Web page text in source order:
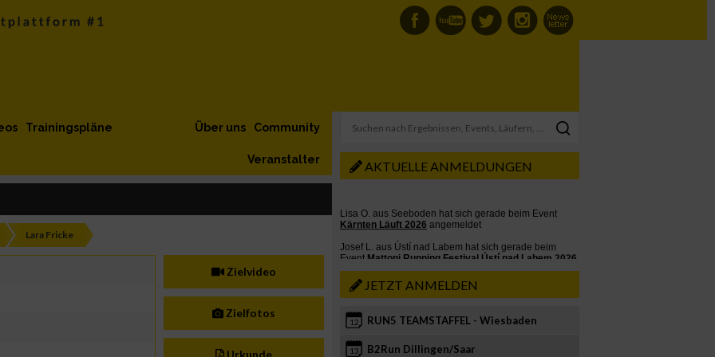
Trainingspläne Community
Über uns
Veranstalter
Lara Fricke
Zielvideo
Zielfotos
Urkunde
AKTUELLE ANMELDUNGEN
JETZT ANMELDEN
12 RUN5 TEAMSTAFFEL - Wiesbaden
13 B2Run Dillingen/Saar